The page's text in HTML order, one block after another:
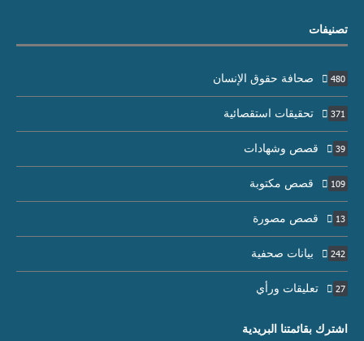
تصنيفات
صحافة حقوق الإنسان 480
تحقيقات استقصائية 371
قصص وشهادات 39
قصص مكتوبة 109
قصص مصورة 13
بيانات صحفية 242
تعليقات ورأي 27
اشترك بقائمتنا البريدية